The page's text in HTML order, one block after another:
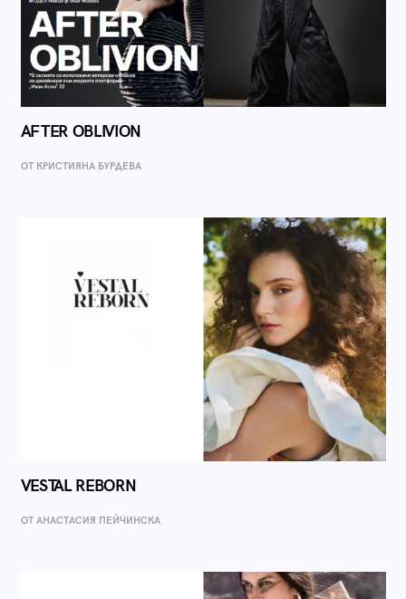
AFTER OBLIVION
ОТ КРИСТИЯНА БУРДЕВА
VESTAL REBORN
ОТ AНАСТАСИЯ ПЕЙЧИНСКА